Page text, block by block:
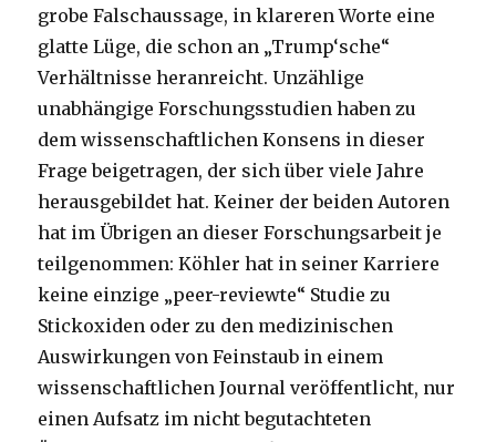
grobe Falschaussage, in klareren Worte eine
glatte Lüge, die schon an „Trump‘sche“
Verhältnisse heranreicht. Unzählige
unabhängige Forschungsstudien haben zu
dem wissenschaftlichen Konsens in dieser
Frage beigetragen, der sich über viele Jahre
herausgebildet hat. Keiner der beiden Autoren
hat im Übrigen an dieser Forschungsarbeit je
teilgenommen: Köhler hat in seiner Karriere
keine einzige „peer-reviewte“ Studie zu
Stickoxiden oder zu den medizinischen
Auswirkungen von Feinstaub in einem
wissenschaftlichen Journal veröffentlicht, nur
einen Aufsatz im nicht begutachteten